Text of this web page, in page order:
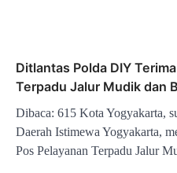
Ditlantas Polda DIY
Terpadu Jalur Mudik dan
Dibaca: 615 Kota Yogyakarta,
Daerah Istimewa Yogyakarta,
Pos Pelayanan Terpadu Jalur